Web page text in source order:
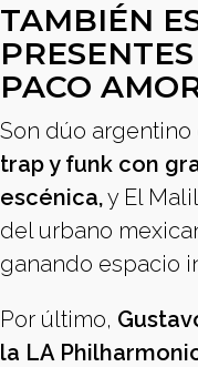
TAMBIÉN
PACO
Son dúo argentino
trap y funk con
escénica,y El
del urbano
ganando espacio
Por último,
la LA